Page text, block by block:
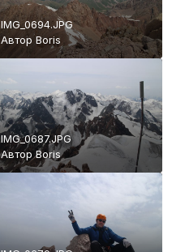
IMG_0694.JPG
Автор Boris
IMG_0687.JPG
АвторBoris